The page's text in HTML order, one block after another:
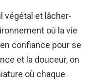
végétal et lâcher-
où la vie
confiance pour se
et la douceur, on
où chaque